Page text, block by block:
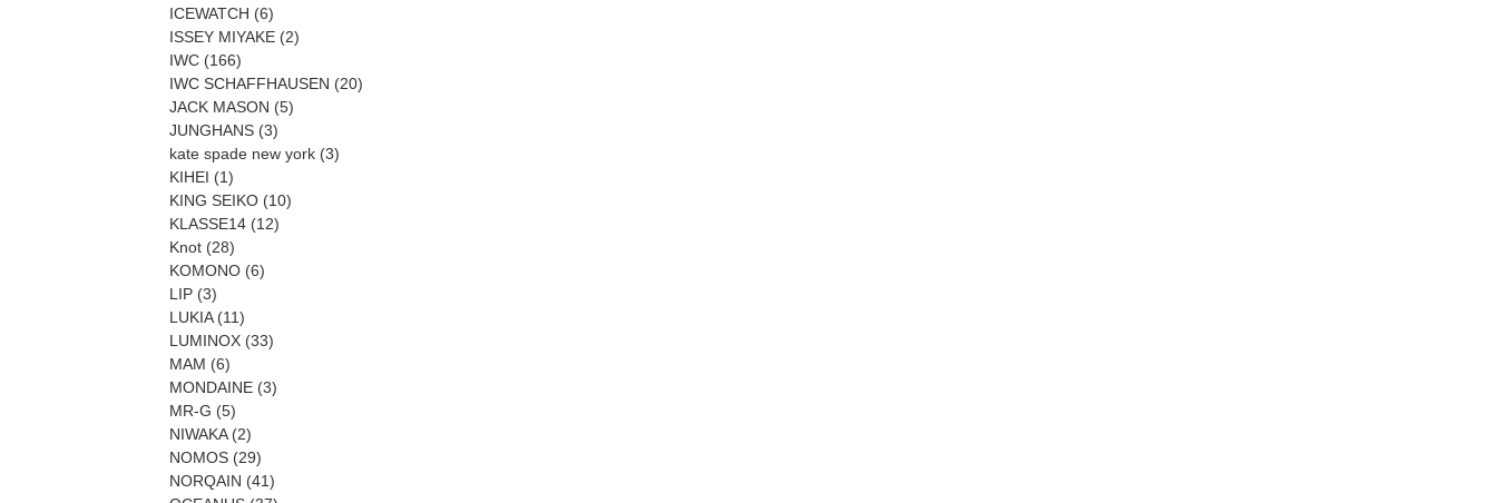
ICEWATCH (6)
ISSEY MIYAKE (2)
IWC (166)
IWC SCHAFFHAUSEN (20)
JACK MASON (5)
JUNGHANS (3)
kate spade new york (3)
KIHEI (1)
KING SEIKO (10)
KLASSE14 (12)
Knot (28)
KOMONO (6)
LIP (3)
LUKIA(11)
LUMINOX (33)
MAM (6)
MONDAINE (3)
MR-G (5)
NIWAKA(2)
NOMOS (29)
NORQAIN (41)